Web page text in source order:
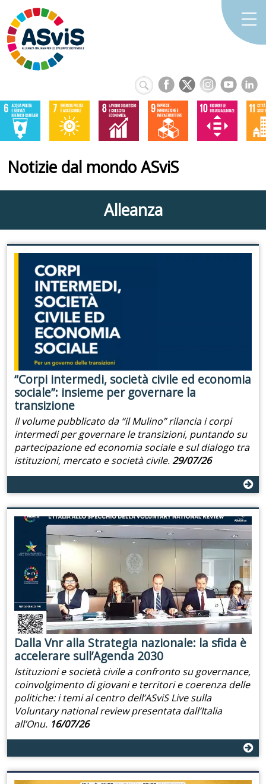
Notizie dal mondo ASviS
Alleanza
“Corpi intermedi, società civile ed economia
sociale”: insieme per governare la
transizione
Il volume pubblicato da “il Mulino” rilancia i corpi
intermedi per governare le transizioni, puntando su
partecipazione ed economia sociale e sul dialogo tra
istituzioni, mercato e società civile.29/07/26
Dalla Vnr alla Strategia nazionale: la sfida è
accelerare sull’Agenda 2030
Istituzioni e società civile a confronto su governance,
coinvolgimento di giovani e territori e coerenza delle
politiche: i temi al centro dell’ASviS Live sulla
Voluntary national review presentata dall’Italia
all’Onu. 16/07/26